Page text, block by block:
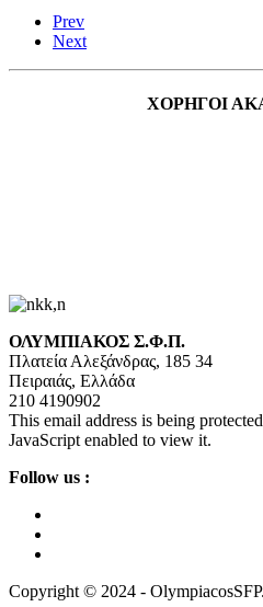
Prev
Next
ΧΟΡΗΓΟΙ
ΟΛΥΜΠΙΑΚΟΣ Σ.Φ.Π.
Πλατεία Αλεξάνδρας, 185 34
Πειραιάς, Ελλάδα
210 4190902
This email address is being
JavaScript enabled to view it.
Follow us :
Copyright © 2024 -